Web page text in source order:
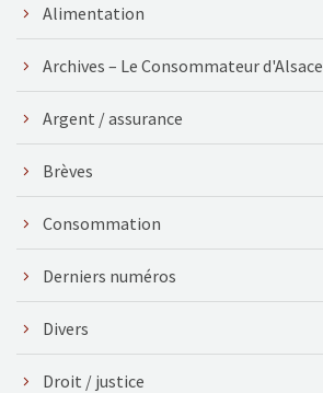
Alimentation
Archives – Le Consommateur d'Alsace
Argent / assurance
Brèves
Consommation
Derniers numéros
Divers
Droit / justice